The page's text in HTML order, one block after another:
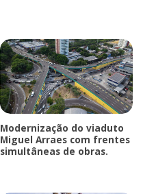
Modernização do viaduto
Miguel Arraes com frentes
simultâneas de obras.